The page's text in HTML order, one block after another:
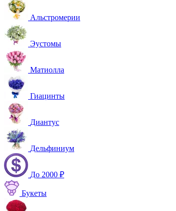
Альстромерии
Эустомы
Матиолла
Гиацинты
Диантус
Дельфиниум
До 2000 ₽
Букеты